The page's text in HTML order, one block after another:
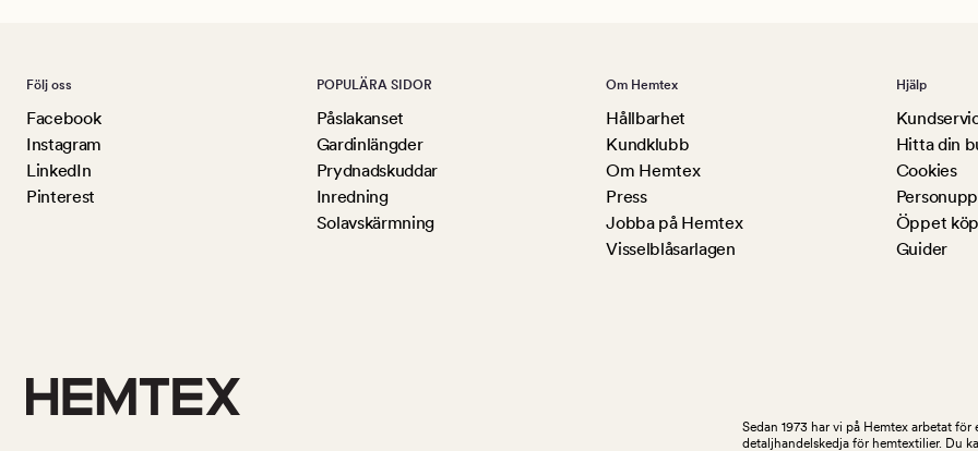
Följ oss
Facebook
Instagram
LinkedIn
Pinterest
POPULÄRA SIDOR
Påslakanset
Gardinlängder
Prydnadskuddar
Inredning
Solavskärmning
Om Hemtex
Hållbarhet
Kundklubb
Om Hemtex
Press
Jobba på Hemtex
Visselblåsarlagen
Hjälp
Hitta din
Cookies
Öppet
Guider
Sedan 1973 har vi på Hemtex arbetat
detaljhandelskedja för hemtextilier. Du